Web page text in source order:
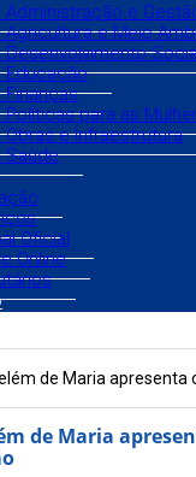
e
e Meio
para as
e Infraestrutura
Saúde
Oficial
Online
de Maria apresenta
de Maria